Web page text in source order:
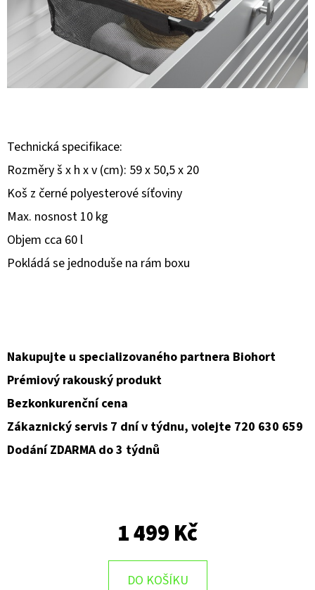
Technická specifikace:
Rozměry š x h x v (cm): 59 x 50,5 x 20
Koš z černé polyesterové síťoviny
Max. nosnost 10 kg
Objem cca 60 l
Pokládá se jednoduše na rám boxu
Nakupujte u specializovaného partnera Biohort
Prémiový rakouský produkt
Bezkonkurenční cena
Zákaznický servis 7 dní v týdnu, volejte 720 630 659
Dodání ZDARMA do 3 týdnů
1 499 Kč
DO KOŠÍKU
T
E
Í
T
?
D
O
P
O
R
U
Č